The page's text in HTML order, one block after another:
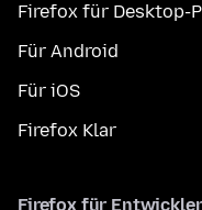
Firefox für Desktop-
Für Android
Für iOS
Firefox Klar
Firefox für Entwickler